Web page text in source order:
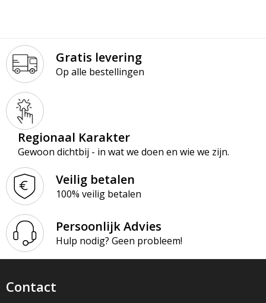
Gratis levering
Op alle bestellingen
Regionaal Karakter
Gewoon dichtbij - in wat we doen en wie we zijn.
Veilig betalen
100% veilig betalen
Persoonlijk Advies
Hulp nodig? Geen probleem!
Contact